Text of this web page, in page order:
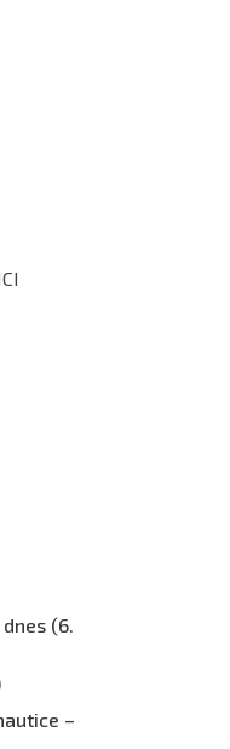
(6.
–